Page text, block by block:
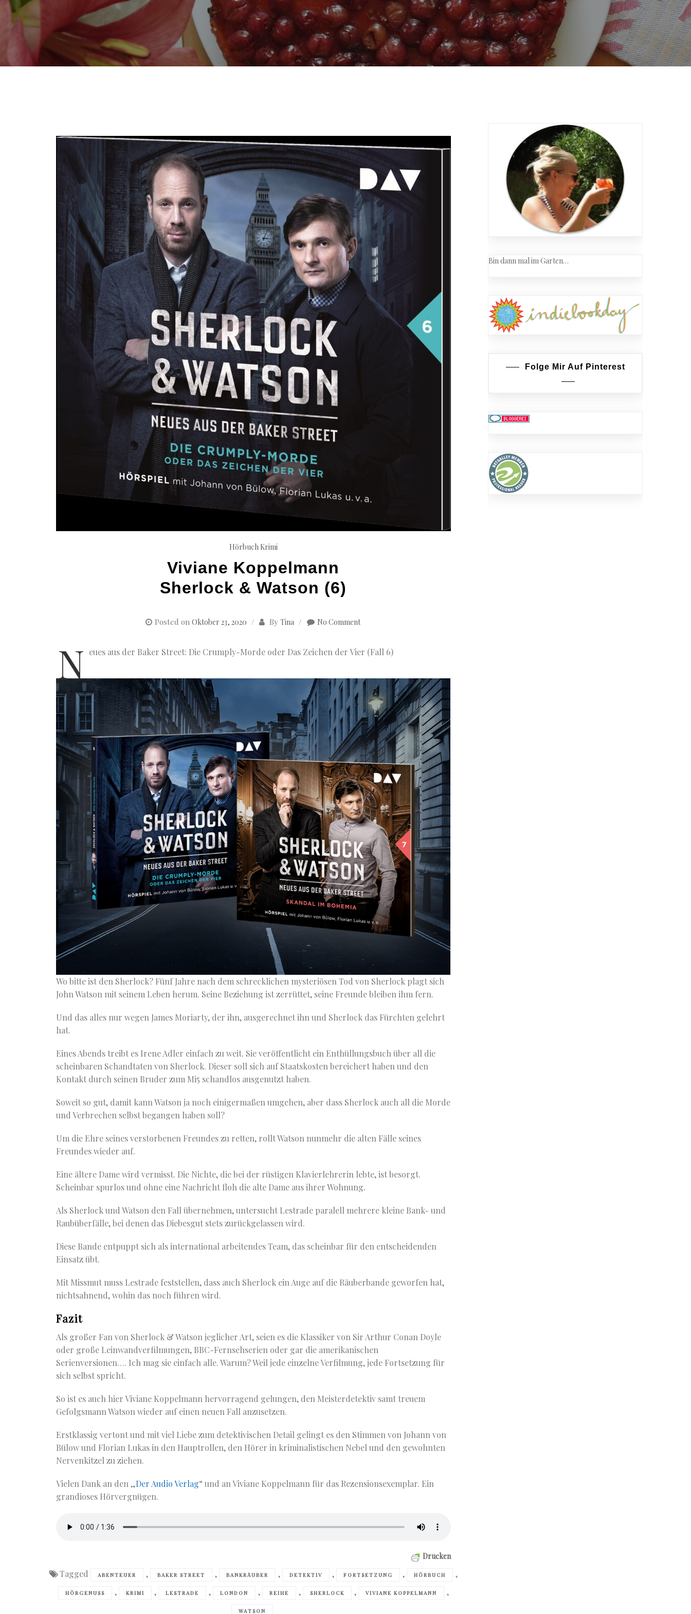
Hörbuch Krimi
Viviane Koppelmann
Sherlock & Watson (6)
Posted onOktober 23, 2020 ByTina No Comment
N eues aus der Baker Street: Die Crumply-Morde oder Das Zeichen der Vier (Fall 6)
Wo bitte ist den Sherlock? Fünf Jahre nach dem schrecklichen mysteriösen Tod von Sherlock plagt sich
John Watson mit seinem Leben herum. Seine Beziehung ist zerrüttet, seine Freunde bleiben ihm fern.
Und das alles nur wegen James Moriarty, der ihn, ausgerechnet ihn und Sherlock das Fürchten gelehrt
hat.
Eines Abends treibt es Irene Adler einfach zu weit. Sie veröffentlicht ein Enthüllungsbuch über all die
scheinbaren Schandtaten von Sherlock. Dieser soll sich auf Staatskosten bereichert haben und den
Kontakt durch seinen Bruder zum Mi5 schandlos ausgenutzt haben.
Soweit so gut, damit kann Watson ja noch einigermaßen umgehen, aber dass Sherlock auch all die Morde
und Verbrechen selbst begangen haben soll?
Um die Ehre seines verstorbenen Freundes zu retten, rollt Watson nunmehr die alten Fälle seines
Freundes wieder auf.
Eine ältere Dame wird vermisst. Die Nichte, die bei der rüstigen Klavierlehrerin lebte, ist besorgt.
Scheinbar spurlos und ohne eine Nachricht floh die alte Dame aus ihrer Wohnung.
Als Sherlock und Watson den Fall übernehmen, untersucht Lestrade paralell mehrere kleine Bank- und
Raubüberfälle, bei denen das Diebesgut stets zurückgelassen wird.
Diese Bande entpuppt sich als international arbeitendes Team, das scheinbar für den entscheidenden
Einsatz übt.
Mit Missmut muss Lestrade feststellen, dass auch Sherlock ein Auge auf die Räuberbande geworfen hat,
nichtsahnend, wohin das noch führen wird.
Fazit
Als großer Fan von Sherlock & Watson jeglicher Art, seien es die Klassiker von Sir Arthur Conan Doyle
oder große Leinwandverfilmungen, BBC-Fernsehserien oder gar die amerikanischen
Serienversionen…. Ich mag sie einfach alle. Warum? Weil jede einzelne Verfilmung, jede Fortsetzung für
sich selbst spricht.
So ist es auch hier Viviane Koppelmann hervorragend gelungen, den Meisterdetektiv samt treuem
Gefolgsmann Watson wieder auf einen neuen Fall anzusetzen.
Erstklassig vertont und mit viel Liebe zum detektivischen Detail gelingt es den Stimmen von Johann von
Bülow und Florian Lukas in den Hauptrollen, den Hörer in kriminalistischen Nebel und den gewohnten
Nervenkitzel zu ziehen.
Vielen Dank an den „Der Audio Verlag“ und an Viviane Koppelmann für das Rezensionsexemplar. Ein
grandioses Hörvergnügen.
Drucken
Tagged ABENTEUER , BAKER STREET , BANKRÄUBER , DETEKTIV , FORTSETZUNG , HÖRBUCH ,
HÖRGENUSS , KRIMI , LESTRADE , LONDON , REIHE , SHERLOCK , VIVIANE KOPPELMANN ,
WATSON
Bin dann mal im Garten…
Folge Mir Auf Pinterest